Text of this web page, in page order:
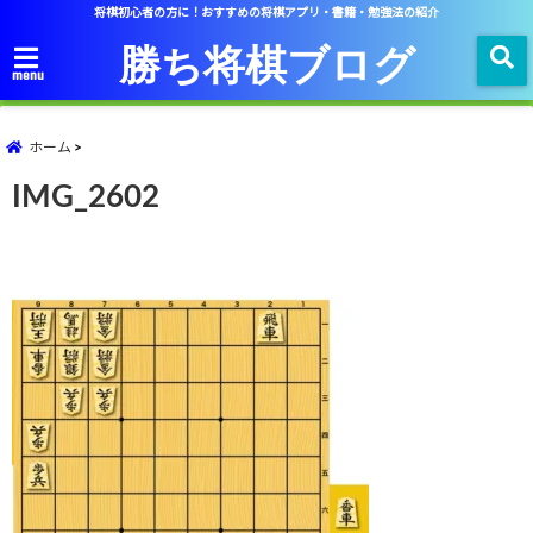
将棋初心者の方に！おすすめの将棋アプリ・書籍・勉強法の紹介
menu 勝ち将棋ブログ
ホーム
IMG_2602